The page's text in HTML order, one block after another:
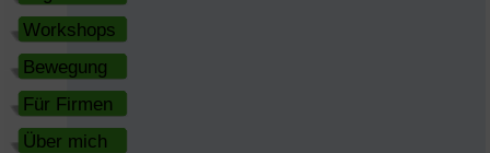
Workshops
Bewegung
Für Firmen
Über mich